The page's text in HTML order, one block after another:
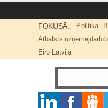
FOKUSĀ: Politika
Atbalsts
Eiro Latvijā